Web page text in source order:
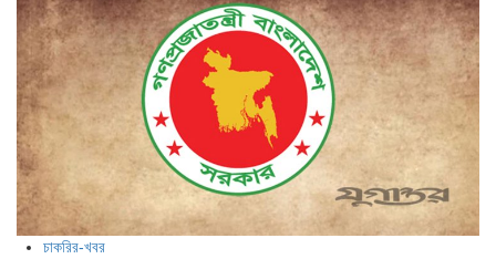
চাকরির-খবর